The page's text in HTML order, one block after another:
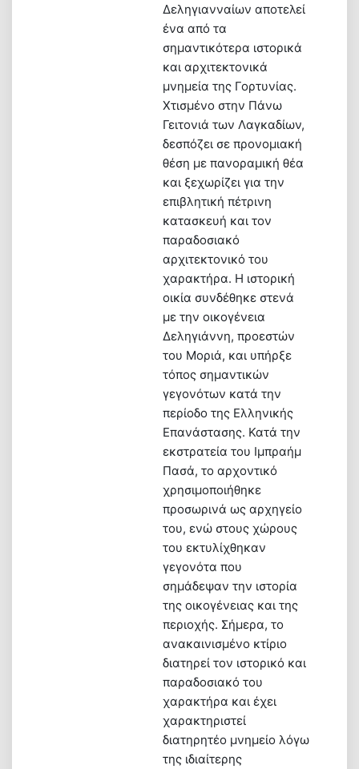
Δεληγιανναίων αποτελεί
ένα από τα
σημαντικότερα ιστορικά
και αρχιτεκτονικά
μνημεία της Γορτυνίας.
Χτισμένο στην Πάνω
Γειτονιά των Λαγκαδίων,
δεσπόζει σε προνομιακή
θέση με πανοραμική θέα
και ξεχωρίζει για την
επιβλητική πέτρινη
κατασκευή και τον
παραδοσιακό
αρχιτεκτονικό του
χαρακτήρα. Η ιστορική
οικία συνδέθηκε στενά
με την οικογένεια
Δεληγιάννη, προεστών
του Μοριά, και υπήρξε
τόπος σημαντικών
γεγονότων κατά την
περίοδο της Ελληνικής
Επανάστασης. Κατά την
εκστρατεία του Ιμπραήμ
Πασά, το αρχοντικό
χρησιμοποιήθηκε
προσωρινά ως αρχηγείο
του, ενώ στους χώρους
του εκτυλίχθηκαν
γεγονότα που
σημάδεψαν την ιστορία
της οικογένειας και της
περιοχής. Σήμερα, το
ανακαινισμένο κτίριο
διατηρεί τον ιστορικό και
παραδοσιακό του
χαρακτήρα και έχει
χαρακτηριστεί
διατηρητέο μνημείο λόγω
της ιδιαίτερης